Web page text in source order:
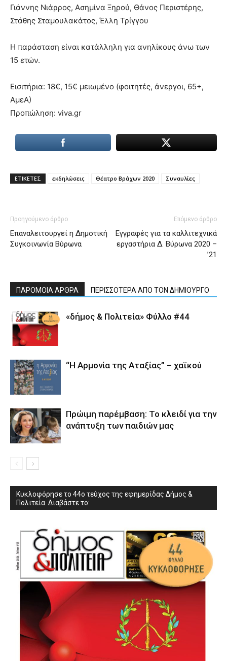
Γιάννης Νιάρρος, Ασημίνα Ξηρού, Θάνος Περιστέρης,
Στάθης Σταμουλακάτος, Έλλη Τρίγγου
Η παράσταση είναι κατάλληλη για ανηλίκους άνω των
15 ετών.
Εισιτήρια: 18€, 15€ μειωμένο (φοιτητές, άνεργοι, 65+,
ΑμεΑ)
Προπώληση: viva.gr
ΕΤΙΚΕΤΕΣ εκδηλώσεις Θέατρο Βράχων 2020 Συναυλίες
Προηγούμενο άρθρο
Επαναλειτουργεί η Δημοτική
Συγκοινωνία Βύρωνα
Επόμενο άρθρο
Εγγραφές για τα καλλιτεχνικά
εργαστήρια Δ. Βύρωνα 2020 –
’21
ΠΑΡΟΜΟΙΑ ΑΡΘΡΑ ΠΕΡΙΣΣΟΤΕΡΑ ΑΠΟ ΤΟΝ ΔΗΜΙΟΥΡΓΟ
«δήμος & Πολιτεία» Φύλλο #44
“Η Αρμονία της Αταξίας” – χαϊκού
Πρώιμη παρέμβαση: Το κλειδί για την
ανάπτυξη των παιδιών µας
Κυκλοφόρησε το 44ο τεύχος της εφημερίδας Δήμος &
Πολιτεία. Διαβάστε το: